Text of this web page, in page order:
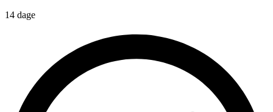
14 dage